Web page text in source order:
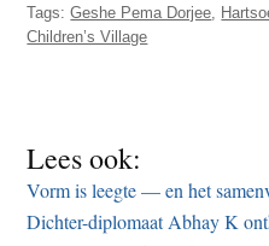
Tags:Geshe Pema Dorjee,
Children’s Village
Lees ook:
Vorm is leegte — en het
Dichter-diplomaat Abhay K